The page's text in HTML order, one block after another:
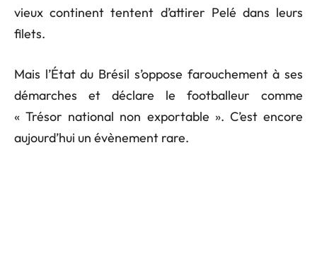
vieux continent tentent d’attirer Pelé dans leurs
filets.
Mais l’État du Brésil s’oppose farouchement à ses
démarches et déclare le footballeur comme
« Trésor national non exportable ». C’est encore
aujourd’hui un évènement rare.